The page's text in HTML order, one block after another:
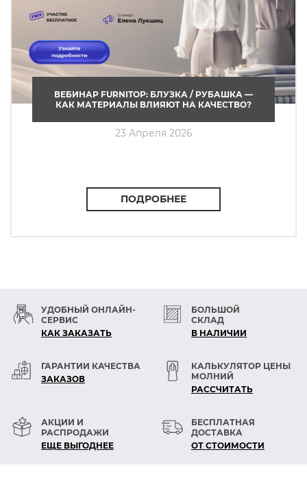
ВЕБИНАР FURNITOP: БЛУЗКА / РУБАШКА —
КАК МАТЕРИАЛЫ ВЛИЯЮТ НА КАЧЕСТВО?
23 Апреля 2026
ПОДРОБНЕЕ
УДОБНЫЙ ОНЛАЙН-
СЕРВИС
КАК ЗАКАЗАТЬ
БОЛЬШОЙ
СКЛАД
В НАЛИЧИИ
ГАРАНТИИ КАЧЕСТВА
ЗАКАЗОВ
КАЛЬКУЛЯТОР ЦЕНЫ
МОЛНИЙ
РАСCЧИТАТЬ
АКЦИИ И
РАСПРОДАЖИ
ЕЩЕ ВЫГОДНЕЕ
БЕСПЛАТНАЯ
ДОСТАВКА
ОТ СТОИМОСТИ